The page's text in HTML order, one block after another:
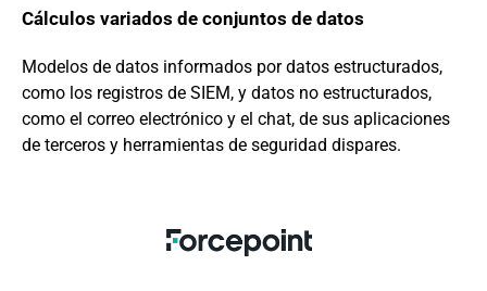
Cálculos variados de conjuntos de datos
Modelos de datos informados por datos estructurados,
como los registros de SIEM, y datos no estructurados,
como el correo electrónico y el chat, de sus aplicaciones
de terceros y herramientas de seguridad dispares.